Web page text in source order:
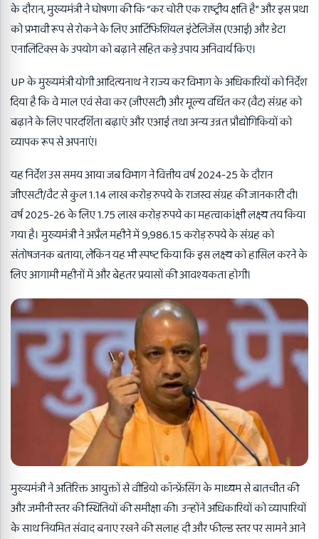
के दौरान, मुख्यमंत्री ने घोषणा की कि “कर चोरी एक राष्ट्रीय क्षति है” और इस प्रथा
को प्रभावी रूप से रोकने के लिए आर्टिफिशियल इंटेलिजेंस (एआई) और डेटा
एनालिटिक्स के उपयोग को बढ़ाने सहित कड़े उपाय अनिवार्य किए।
UP के मुख्यमंत्री योगी आदित्यनाथ ने राज्य कर विभाग के अधिकारियों को निर्देश
दिया है कि वे माल एवं सेवा कर (जीएसटी) और मूल्य वर्धित कर (वैट) संग्रह को
बढ़ाने के लिए पारदर्शिता बढ़ाएं और एआई तथा अन्य उन्नत प्रौद्योगिकियों को
व्यापक रूप से अपनाएं।
यह निर्देश उस समय आया जब विभाग ने वित्तीय वर्ष 2024-25 के दौरान
जीएसटी/वैट से कुल 1.14 लाख करोड़ रुपये के राजस्व संग्रह की जानकारी दी।
वर्ष 2025-26 के लिए 1.75 लाख करोड़ रुपये का महत्वाकांक्षी लक्ष्य तय किया
गया है। मुख्यमंत्री ने अप्रैल महीने में 9,986.15 करोड़ रुपये के संग्रह को
संतोषजनक बताया, लेकिन यह भी स्पष्ट किया कि इस लक्ष्य को हासिल करने के
लिए आगामी महीनों में और बेहतर प्रयासों की आवश्यकता होगी।
मुख्यमंत्री ने अतिरिक्त आयुक्तों से वीडियो कॉन्फ्रेंसिंग के माध्यम से बातचीत की
और जमीनी स्तर की स्थितियों की समीक्षा की। उन्होंने अधिकारियों को व्यापारियों
के साथ नियमित संवाद बनाए रखने की सलाह दी और फील्ड स्तर पर सामने आने